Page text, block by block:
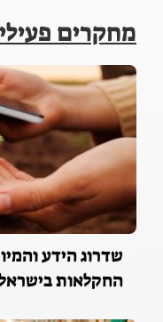
מחקרים
שדרוג הידע
החקלאות